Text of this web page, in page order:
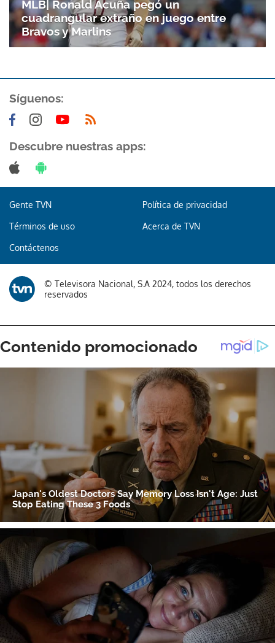
MLB| Ronald Acuña pegó un
cuadrangular extraño en juego entre
Bravos y Marlins
Síguenos:
Descubre nuestras apps:
Gente TVN Política de privacidad
Términos de uso Acerca de TVN
Contáctenos
© Televisora Nacional, S.A 2024, todos los derechos
reservados